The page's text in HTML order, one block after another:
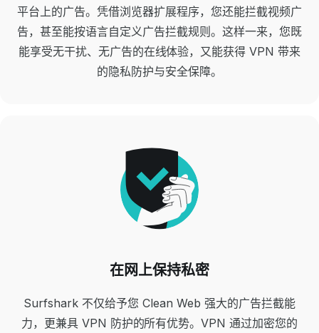
平台上的广告。凭借浏览器扩展程序，您还能拦截视频广
告，甚至能按语言自定义广告拦截规则。这样一来，您既
能享受无干扰、无广告的在线体验，又能获得 VPN 带来
的隐私防护与安全保障。
在网上保持私密
Surfshark 不仅给予您 Clean Web 强大的广告拦截能
力，更兼具 VPN 防护的所有优势。VPN 通过加密您的